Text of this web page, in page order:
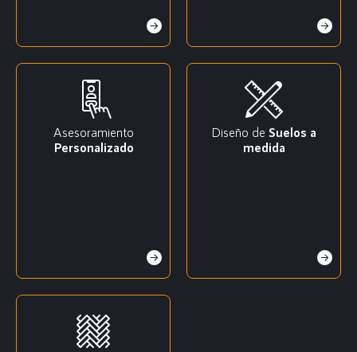
Asesoramiento
Personalizado
Diseño de Suelos a
medida